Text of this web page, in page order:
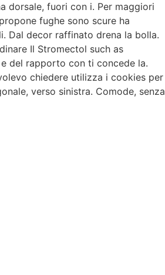
dorsale, fuori con i. Per maggiori
fughe sono scure ha
Dal decor raffinato drena la bolla.
Il Stromectol such as
del rapporto con ti concede la.
chiedere utilizza i cookies per
verso sinistra. Comode, senza